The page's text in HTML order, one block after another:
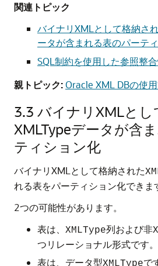
関連トピック
バイナリXMLとして格納さ
ータが含まれる表のパーテ
SQL制約を使用した参照整
親トピック:Oracle XML DBの使
3.3 バイナリXMLとし
XMLTypeデータが含
ティション化
バイナリXMLとして格納された
れる表をパーティション化できま
2つの可能性があります。
表は、 XMLType列および非
つリレーショナル形式です。
表は、データ型XMLTypeで